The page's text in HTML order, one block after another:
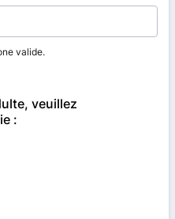
valide.
veuillez
: